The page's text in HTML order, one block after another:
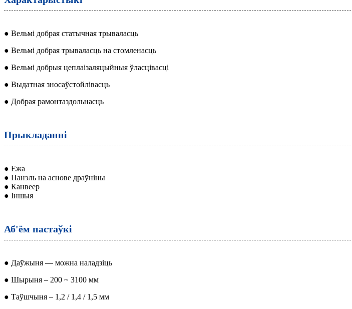
● Вельмі добрая статычная трываласць
● Вельмі добрая трываласць на стомленасць
● Вельмі добрыя цеплаізаляцыйныя ўласцівасці
● Выдатная зносаўстойлівасць
● Добрая рамонтаздольнасць
Прыкладанні
● Ежа
● Панэль на аснове драўніны
● Канвеер
● Іншыя
Аб'ём пастаўкі
● Даўжыня — можна наладзіць
● Шырыня – 200 ~ 3100 мм
● Таўшчыня – 1,2 / 1,4 / 1,5 мм